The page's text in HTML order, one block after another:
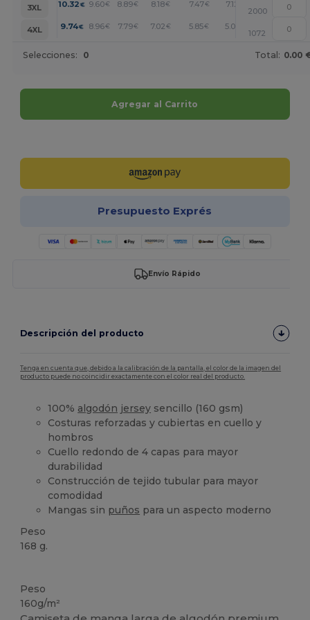
3XL
10.32 € 9.60€ 8.89€ 8.18€ 7.47€ 7.12 +
2000
4XL
9.74€ 8.96€ 7.79€ 7.02 € 5.85€ 5.06 +
1072
Selecciones: 0 Total: 0.00
Agregar al Carrito
Presupuesto Exprés
Envío Rápido
Descripción del producto
Tenga en cuenta que, debido a la calibración de la pantalla, el color de la imagen del
producto puede no coincidir exactamente con el color real del producto.
100% algodón jersey sencillo (160 gsm)
Costuras reforzadas y cubiertas en cuello y
hombros
Cuello redondo de 4 capas para mayor
durabilidad
Construcción de tejido tubular para mayor
comodidad
Mangas sin puños para un aspecto moderno
Peso
168 g.
Peso
160g/m²